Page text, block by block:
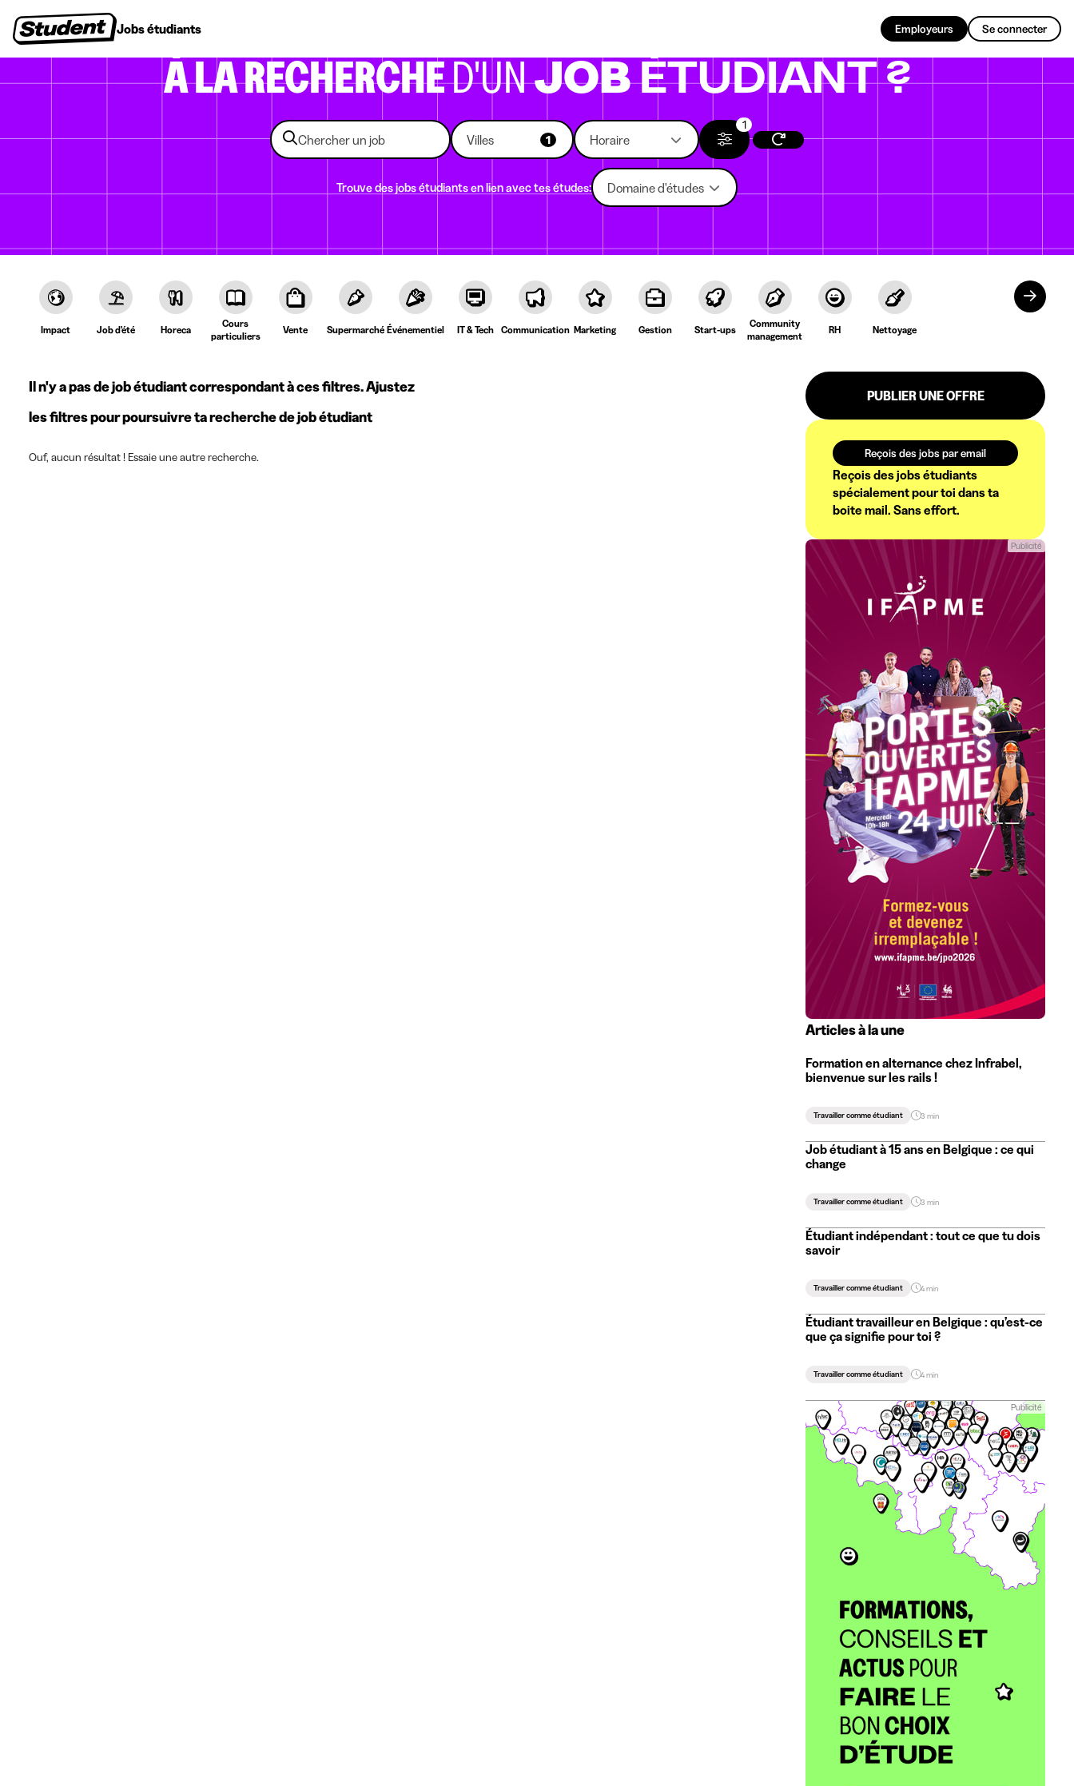
Jobs étudiants Employeurs Se connecter
À LA RECHERCHED'UNJOBÉTUDIANT ?
Villes 1 Horaire
1
Trouve des jobs étudiants en lien avec tes études: Domaine d'études
Impact Job d'été Horeca
Cours
particuliers
Vente Supermarché Événementiel IT & Tech Communication Marketing Gestion Start-ups
Community
management
RH Nettoyage
Il n'y a pas de job étudiant correspondant à ces filtres. Ajustez
les filtres pour poursuivre ta recherche de job étudiant
Ouf, aucun résultat ! Essaie une autre recherche.
PUBLIER UNE OFFRE
Reçois des jobs par email
Reçois des jobs étudiants
spécialement pour toi dans ta
boite mail. Sans effort.
Publicité
Articles à la une
Formation en alternance chez Infrabel,
bienvenue sur les rails !
Travailler comme étudiant 3 min
Job étudiant à 15 ans en Belgique : ce qui
change
Travailler comme étudiant 3 min
Étudiant indépendant : tout ce que tu dois
savoir
Travailler comme étudiant 4 min
Étudiant travailleur en Belgique : qu’est-ce
que ça signifie pour toi ?
Travailler comme étudiant 4 min
Publicité